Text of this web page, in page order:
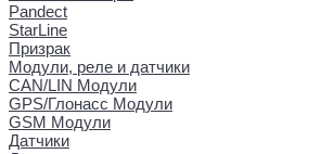
Pandect
StarLine
Призрак
Модули, реле и датчики
CAN/LIN Модули
GPS/Глонасс Модули
GSM Модули
Датчики